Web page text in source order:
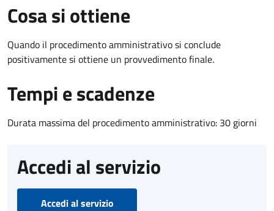
Cosa si ottiene
Quando il procedimento amministrativo si conclude
positivamente si ottiene un provvedimento finale.
Tempi e scadenze
Durata massima del procedimento amministrativo: 30 giorni
Accedi al servizio
Accedi al servizio